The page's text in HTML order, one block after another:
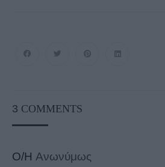
3 COMMENTS
Ο/Η Ανωνύμως